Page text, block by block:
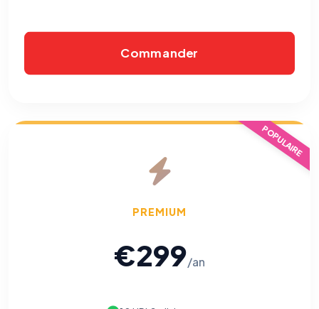
Commander
POPULAIRE
PREMIUM
€299/an
Nécessaires au fonctionnement du site : session, sécurité,